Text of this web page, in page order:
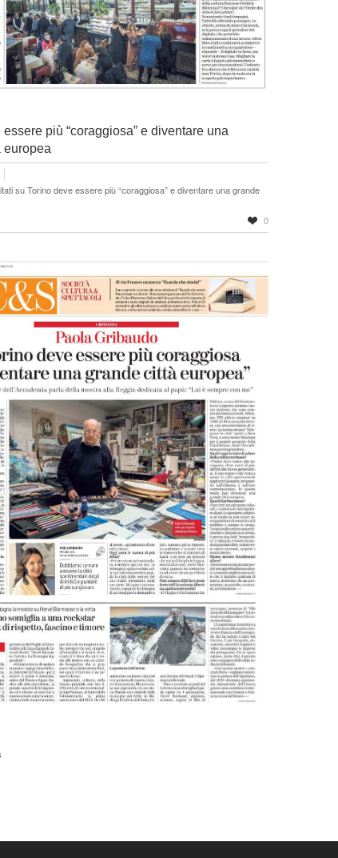
più “coraggiosa” e diventare una
europea
su Torino deve essere più “coraggiosa” e diventare una grande
0